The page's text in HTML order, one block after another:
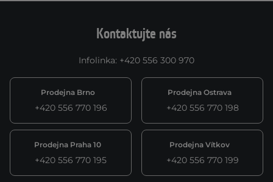
Kontaktujte nás
Infolinka: +420 556 300 970
Prodejna Brno
+420 556 770 196
Prodejna Ostrava
+420 556 770 198
Prodejna Praha 10
+420 556 770 195
Prodejna Vítkov
+420 556 770 199